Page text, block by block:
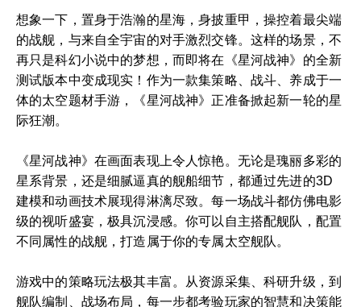
想象一下，置身于浩瀚的星海，身披重甲，操控着最尖端
的战舰，与来自全宇宙的对手激烈交锋。这样的场景，不
再只是科幻小说中的梦想，而即将在《星河战神》的全新
测试版本中变成现实！作为一款集策略、战斗、养成于一
体的太空题材手游，《星河战神》正准备掀起新一轮的星
际狂潮。
《星河战神》在画面表现上令人惊艳。无论是瑰丽多彩的
星系背景，还是细腻逼真的舰船细节，都通过先进的3D
建模和动画技术展现得淋漓尽致。每一场战斗都仿佛电影
级的视听盛宴，极具沉浸感。你可以自主搭配舰队，配置
不同属性的战舰，打造属于你的专属太空舰队。
游戏中的策略玩法极其丰富。从资源采集、科研升级，到
舰队编制、战场布局，每一步都考验玩家的智慧和决策能